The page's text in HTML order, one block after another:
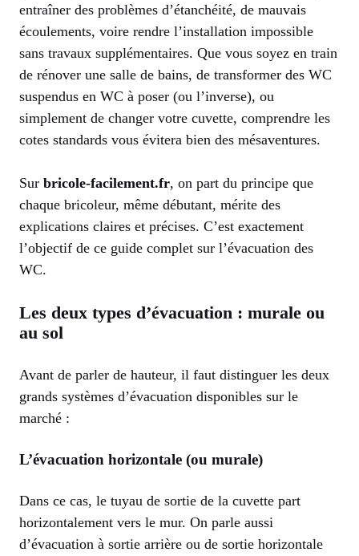
entraîner des problèmes d’étanchéité, de mauvais
écoulements, voire rendre l’installation impossible
sans travaux supplémentaires. Que vous soyez en train
de rénover une salle de bains, de transformer des WC
suspendus en WC à poser (ou l’inverse), ou
simplement de changer votre cuvette, comprendre les
cotes standards vous évitera bien des mésaventures.
Sur bricole-facilement.fr, on part du principe que
chaque bricoleur, même débutant, mérite des
explications claires et précises. C’est exactement
l’objectif de ce guide complet sur l’évacuation des
WC.
Les deux types d’évacuation : murale ou
au sol
Avant de parler de hauteur, il faut distinguer les deux
grands systèmes d’évacuation disponibles sur le
marché :
L’évacuation horizontale (ou murale)
Dans ce cas, le tuyau de sortie de la cuvette part
horizontalement vers le mur. On parle aussi
d’évacuation à sortie arrière ou de sortie horizontale